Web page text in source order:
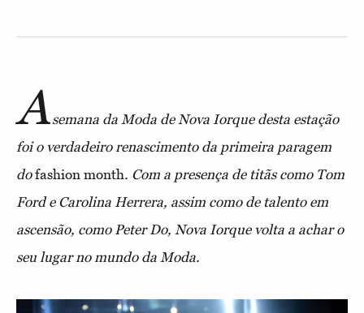
Asemana da Moda de Nova Iorque desta estação
foi o verdadeiro renascimento da primeira paragem
dofashion month. Com a presença de titãs como Tom
Ford e Carolina Herrera, assim como de talento em
ascensão, como Peter Do, Nova Iorque volta a achar o
seu lugar no mundo da Moda.